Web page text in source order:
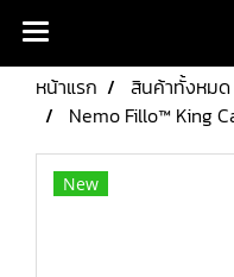
หน้าแรก สินค้าทั้งหมด
Nemo Fillo™ King
New